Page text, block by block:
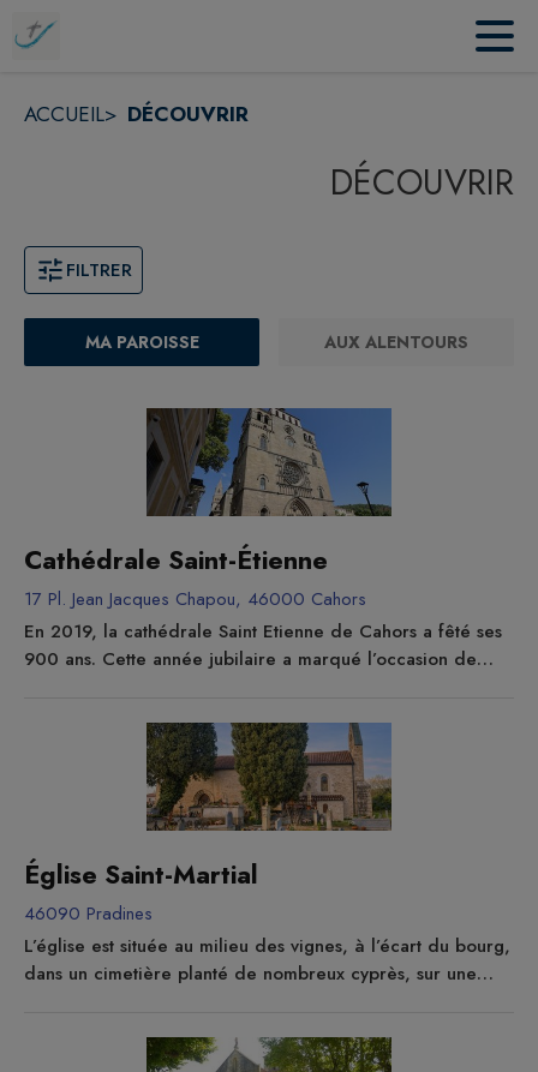
Contenu
ACCUEIL> DÉCOUVRIR
DÉCOUVRIR
FILTRER
MA PAROISSE AUX ALENTOURS
Cathédrale Saint-Étienne
17 Pl. Jean Jacques Chapou, 46000 Cahors
En 2019, la cathédrale Saint Etienne de Cahors a fêté ses
900 ans. Cette année jubilaire a marqué l’occasion de
la tête de Jésus au tombeau et vu par Pierre et Jean le
matin de Pâques. La cathédrale est un monument très
visité notamment dans la période estivale et accueille
Église Saint-Martial
46090 Pradines
L’église est située au milieu des vignes, à l’écart du bourg,
dans un cimetière planté de nombreux cyprès, sur une
(présence de meurtrières). Construite au XII° siècle, elle a